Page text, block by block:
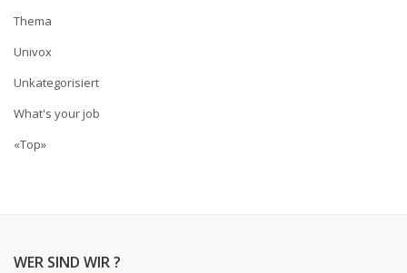
Thema
Univox
Unkategorisiert
What's your job
«Top»
WER SIND WIR ?